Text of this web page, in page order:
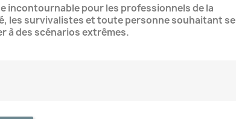
incontournable pour les professionnels de la
les survivalistes et toute personne souhaitant se
à des scénarios extrêmes.